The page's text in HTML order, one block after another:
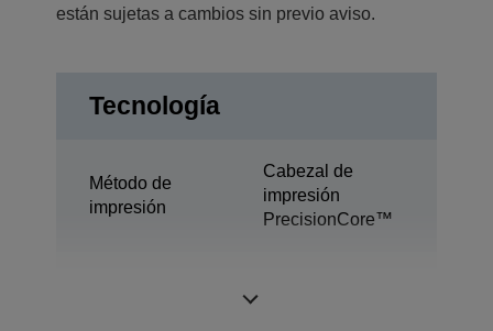
están sujetas a cambios sin previo aviso.
Tecnología
Método de
impresión
Cabezal de
impresión
PrecisionCore™